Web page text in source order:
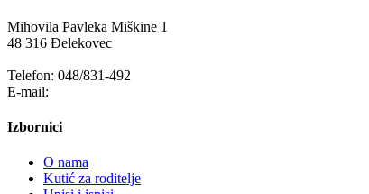
Mihovila Pavleka Miškine 1
48 316 Đelekovec
Telefon: 048/831-492
E-mail:
Izbornici
O nama
Kutić za roditelje